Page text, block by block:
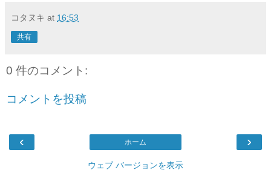
コタヌキ at 16:53
共有
0 件のコメント:
コメントを投稿
‹ ›
ホーム
ウェブ バージョンを表示